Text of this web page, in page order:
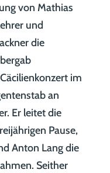
von Mathias
und
die
im
an
Er leitet die
Pause,
Anton Lang die
Seither